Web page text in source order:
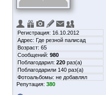
Регистрация: 16.10.2012
Адрес: Где резной палисад
Возраст: 65
Сообщений: 980
Поблагодарил: 220 раз(а)
Поблагодарили 140 раз(а)
Фотоальбомы: не добавлял
Репутация: 380